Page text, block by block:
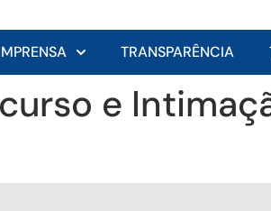
TRANSPARÊNCIA
e